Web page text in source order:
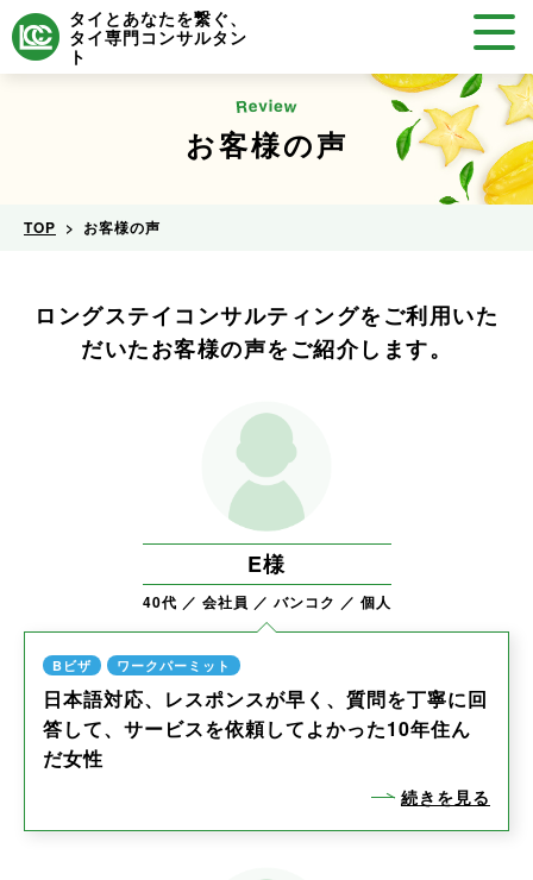
タイとあなたを繋ぐ、
タイ専門コンサルタン
ト
お客様の声
TOP お客様の声
ロングステイコンサルティングをご利用いた
だいたお客様の声をご紹介します。
E様
40代 会社員 バンコク 個人
Bビザ ワークパーミット
日本語対応、レスポンスが早く、質問を丁寧に回
答して、サービスを依頼してよかった10年住ん
だ女性
続きを見る